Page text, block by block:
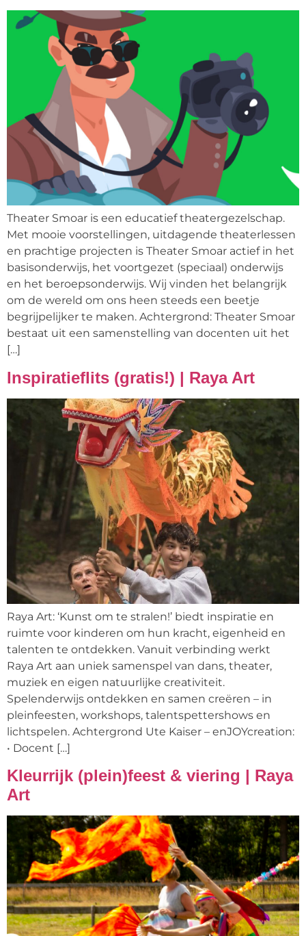
Theater Smoar is een educatief theatergezelschap.
Met mooie voorstellingen, uitdagende theaterlessen
en prachtige projecten is Theater Smoar actief in het
basisonderwijs, het voortgezet (speciaal) onderwijs
en het beroepsonderwijs. Wij vinden het belangrijk
om de wereld om ons heen steeds een beetje
begrijpelijker te maken. Achtergrond: Theater Smoar
bestaat uit een samenstelling van docenten uit het
[…]
Inspiratieflits (gratis!) | Raya Art
Raya Art: ‘Kunst om te stralen!’ biedt inspiratie en
ruimte voor kinderen om hun kracht, eigenheid en
talenten te ontdekken. Vanuit verbinding werkt
Raya Art aan uniek samenspel van dans, theater,
muziek en eigen natuurlijke creativiteit.
Spelenderwijs ontdekken en samen creëren – in
pleinfeesten, workshops, talentspettershows en
lichtspelen. Achtergrond Ute Kaiser – enJOYcreation:
• Docent […]
Kleurrijk (plein)feest & viering | Raya
Art